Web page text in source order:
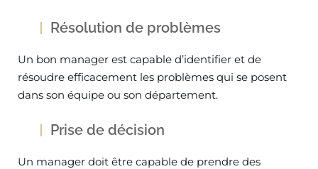
Résolution de problèmes
Un bon manager est capable d’identifier et de
résoudre efficacement les problèmes qui se posent
dans son équipe ou son département.
Prise de décision
Un manager doit être capable de prendre des